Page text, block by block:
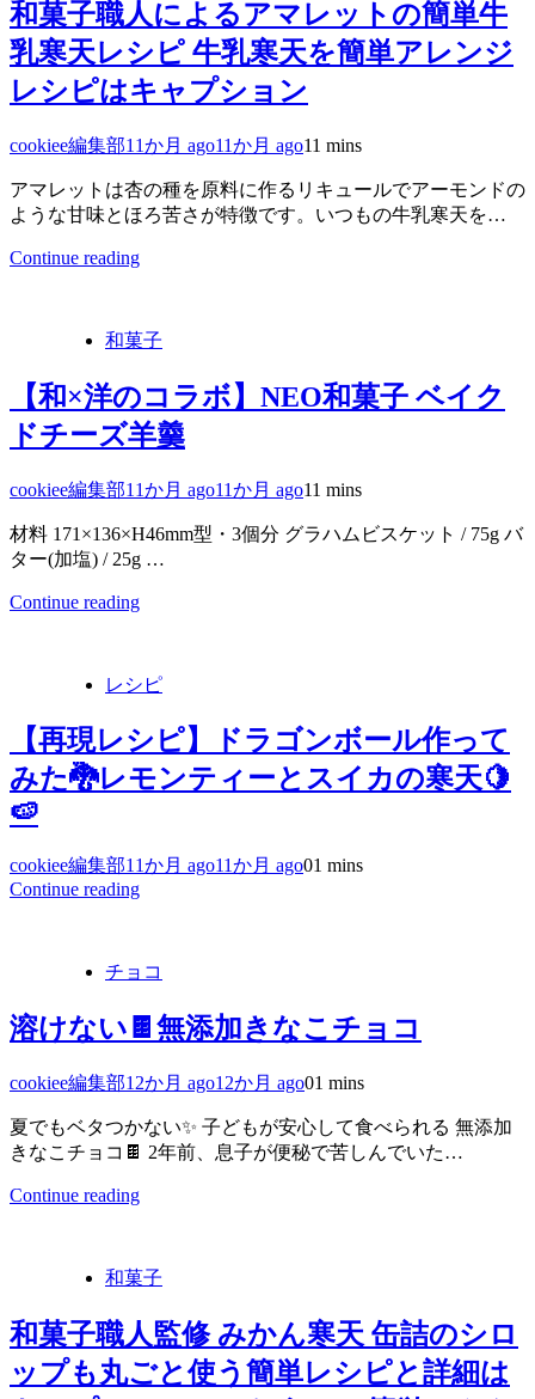
和菓子職人によるアマレットの簡単牛
乳寒天レシピ 牛乳寒天を簡単アレンジ
レシピはキャプション
cookiee編集部11か月 ago11か月 ago11 mins
アマレットは杏の種を原料に作るリキュールでアーモンドの
ような甘味とほろ苦さが特徴です。いつもの牛乳寒天を…
Continue reading
和菓子
【和×洋のコラボ】NEO和菓子 ベイク
ドチーズ羊羹
cookiee編集部11か月 ago11か月 ago11 mins
材料 171×136×H46mm型・3個分 グラハムビスケット / 75g バ
ター(加塩) / 25g …
Continue reading
レシピ
【再現レシピ】ドラゴンボール作って
みた🐉レモンティーとスイカの寒天🍋
🍉
cookiee編集部11か月 ago11か月 ago01 mins
Continue reading
チョコ
溶けない🍫無添加きなこチョコ
cookiee編集部12か月 ago12か月 ago01 mins
夏でもベタつかない✨ 子どもが安心して食べられる 無添加
きなこチョコ🍫 2年前、息子が便秘で苦しんでいた…
Continue reading
和菓子
和菓子職人監修 みかん寒天 缶詰のシロ
ップも丸ごと使う簡単レシピと詳細は